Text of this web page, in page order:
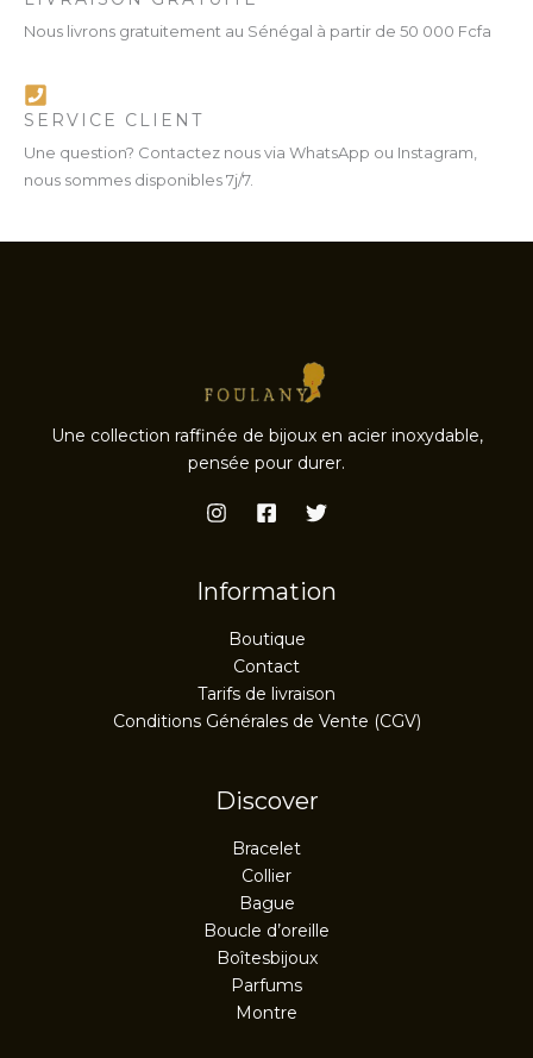
Nous livrons gratuitement au Sénégal à partir de 50 000 Fcfa
SERVICE CLIENT
Une question? Contactez nous via WhatsApp ou Instagram,
nous sommes disponibles 7j/7.
Une collection raffinée de bijoux en acier inoxydable,
pensée pour durer.
Information
Boutique
Contact
Tarifs de livraison
Conditions Générales de Vente (CGV)
Discover
Bracelet
Collier
Bague
Boucle d’oreille
Boîtesbijoux
Parfums
Montre